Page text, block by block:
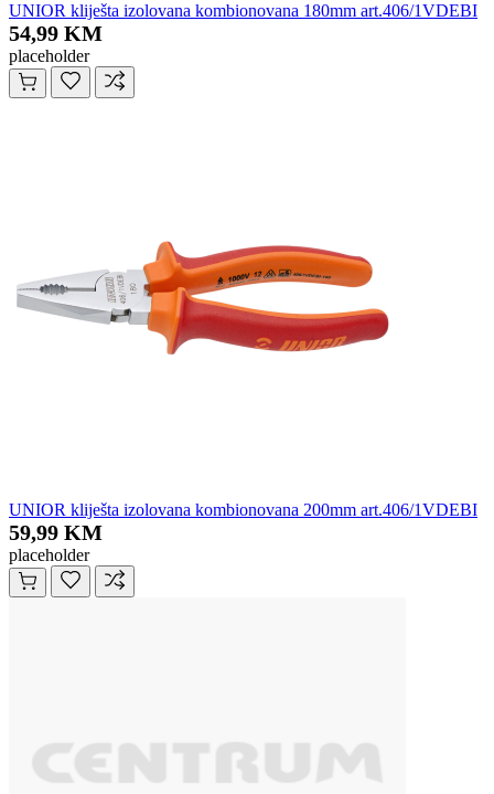
UNIOR kliješta izolovana kombionovana 180mm art.406/1VDEBI
54,99 KM
placeholder
UNIOR kliješta izolovana kombionovana 200mm art.406/1VDEBI
59,99 KM
placeholder